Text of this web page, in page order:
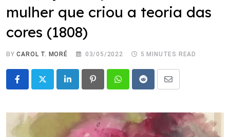
mulher que criou a teoria das
cores (1808)
BYCAROL T. MORÉ 03/05/2022 5 MINUTES READ
LinkedIn PinterestWhatsappRedditShare
Email